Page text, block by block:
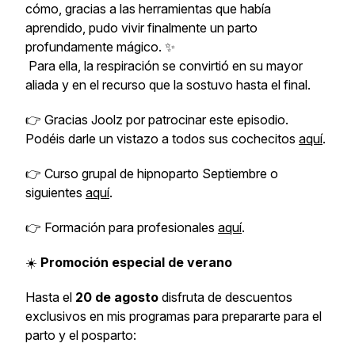
cómo, gracias a las herramientas que había
aprendido, pudo vivir finalmente un parto
profundamente mágico. ✨
Para ella, la respiración se convirtió en su mayor
aliada y en el recurso que la sostuvo hasta el final.
👉 Gracias Joolz por patrocinar este episodio.
Podéis darle un vistazo a todos sus cochecitos aquí.
👉 Curso grupal de hipnoparto Septiembre o
siguientes aquí.
👉 Formación para profesionales aquí.
☀️ Promoción especial de verano
Hasta el 20 de agosto disfruta de descuentos
exclusivos en mis programas para prepararte para el
parto y el posparto: